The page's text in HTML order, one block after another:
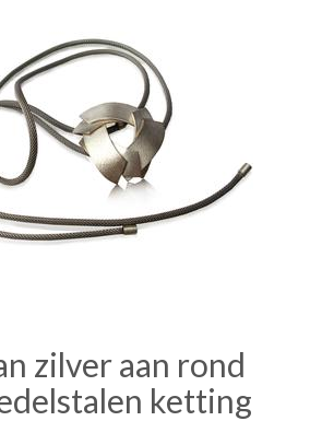
zilver aan rond
ketting